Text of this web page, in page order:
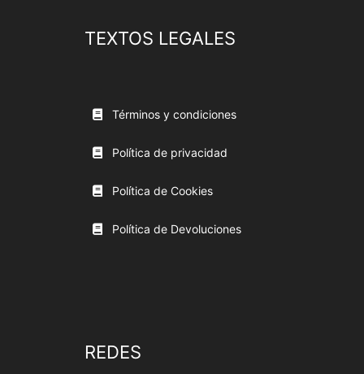
TEXTOS LEGALES
Términos y condiciones
Política de privacidad
Política de Cookies
Política de Devoluciones
REDES